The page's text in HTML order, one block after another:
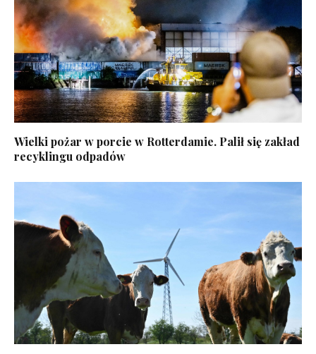
Wielki pożar w porcie w Rotterdamie. Palił się zakład
recyklingu odpadów